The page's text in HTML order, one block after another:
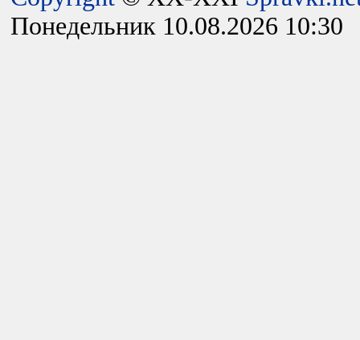
Понедельник 10.08.2026 10:30